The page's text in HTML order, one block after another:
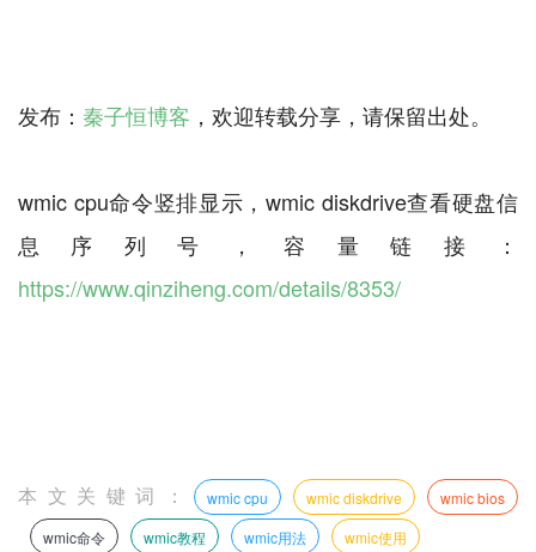
发布： 秦子恒博客 ，欢迎转载分享，请保留出处。
wmic cpu命令竖排显示，wmic diskdrive查看硬盘信
息序列号，容量链接：
https://www.qinziheng.com/details/8353/
本文关键词： wmic cpu wmic diskdrive
wmic bios
wmic命令
wmic教程 wmic用法
wmic使用